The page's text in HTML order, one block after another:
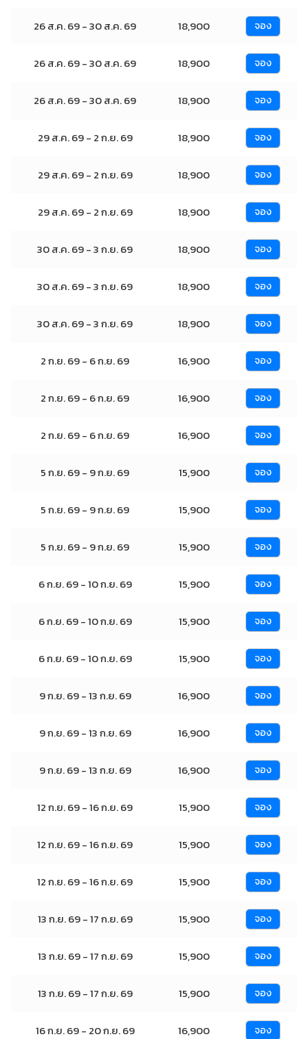
26 ส.ค. 69 - 30 ส.ค. 69 18,900 จอง
26 ส.ค. 69 - 30 ส.ค. 69 18,900 จอง
26 ส.ค. 69 - 30 ส.ค. 69 18,900 จอง
29 ส.ค. 69 - 2 ก.ย. 69 18,900 จอง
29 ส.ค. 69 - 2 ก.ย. 69 18,900 จอง
29 ส.ค. 69 - 2 ก.ย. 69 18,900 จอง
30 ส.ค. 69 - 3 ก.ย. 69 18,900 จอง
30 ส.ค. 69 - 3 ก.ย. 69 18,900 จอง
30 ส.ค. 69 - 3 ก.ย. 69 18,900 จอง
2 ก.ย. 69 - 6 ก.ย. 69 16,900 จอง
2 ก.ย. 69 - 6 ก.ย. 69 16,900 จอง
2 ก.ย. 69 - 6 ก.ย. 69 16,900 จอง
5 ก.ย. 69 - 9 ก.ย. 69 15,900 จอง
5 ก.ย. 69 - 9 ก.ย. 69 15,900 จอง
5 ก.ย. 69 - 9 ก.ย. 69 15,900 จอง
6 ก.ย. 69 - 10 ก.ย. 69 15,900 จอง
6 ก.ย. 69 - 10 ก.ย. 69 15,900 จอง
6 ก.ย. 69 - 10 ก.ย. 69 15,900 จอง
9 ก.ย. 69 - 13 ก.ย. 69 16,900 จอง
9 ก.ย. 69 - 13 ก.ย. 69 16,900 จอง
9 ก.ย. 69 - 13 ก.ย. 69 16,900 จอง
12 ก.ย. 69 - 16 ก.ย. 69 15,900 จอง
12 ก.ย. 69 - 16 ก.ย. 69 15,900 จอง
12 ก.ย. 69 - 16 ก.ย. 69 15,900 จอง
13 ก.ย. 69 - 17 ก.ย. 69 15,900 จอง
13 ก.ย. 69 - 17 ก.ย. 69 15,900 จอง
13 ก.ย. 69 - 17 ก.ย. 69 15,900 จอง
16 ก.ย. 69 - 20 ก.ย. 69 16,900 จอง